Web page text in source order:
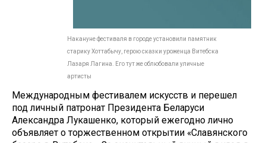
Накануне фестиваля в городе установили памятник
старику Хоттабычу, герою сказки уроженца Витебска
Лазаря Лагина. Его тут же облюбовали уличные
артисты
Международным фестивалем искусств и перешел
под личный патронат Президента Беларуси
Александра Лукашенко, который ежегодно лично
объявляет о торжественном открытии «Славянского